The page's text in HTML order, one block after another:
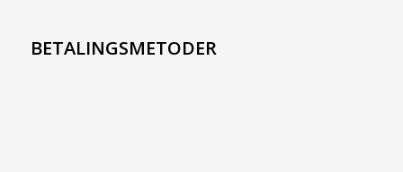
BETALINGSMETODER